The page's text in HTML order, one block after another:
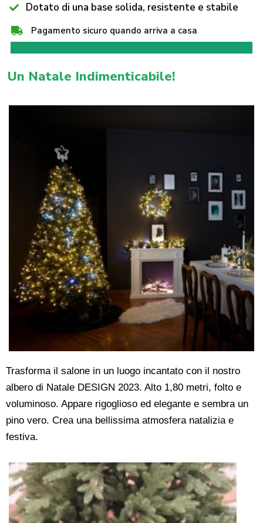
Dotato di una base solida, resistente e stabile
Pagamento sicuro quando arriva a casa
Un Natale Indimenticabile!
Trasforma il salone in un luogo incantato con il nostro
albero di Natale DESIGN 2023. Alto 1,80 metri, folto e
voluminoso. Appare rigoglioso ed elegante e sembra un
pino vero. Crea una bellissima atmosfera natalizia e
festiva.